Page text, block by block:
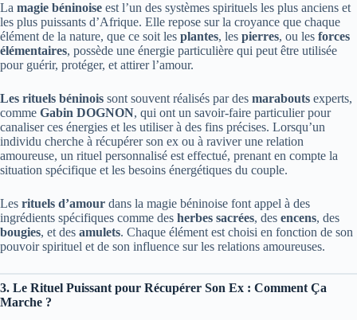
La magie béninoise est l’un des systèmes spirituels les plus anciens et
les plus puissants d’Afrique. Elle repose sur la croyance que chaque
élément de la nature, que ce soit les plantes, les pierres, ou les forces
élémentaires, possède une énergie particulière qui peut être utilisée
pour guérir, protéger, et attirer l’amour.
Les rituels béninois sont souvent réalisés par des marabouts experts,
comme Gabin DOGNON, qui ont un savoir-faire particulier pour
canaliser ces énergies et les utiliser à des fins précises. Lorsqu’un
individu cherche à récupérer son ex ou à raviver une relation
amoureuse, un rituel personnalisé est effectué, prenant en compte la
situation spécifique et les besoins énergétiques du couple.
Les rituels d’amour dans la magie béninoise font appel à des
ingrédients spécifiques comme des herbes sacrées, des encens, des
bougies, et des amulets. Chaque élément est choisi en fonction de son
pouvoir spirituel et de son influence sur les relations amoureuses.
3. Le Rituel Puissant pour Récupérer Son Ex : Comment Ça
Marche ?